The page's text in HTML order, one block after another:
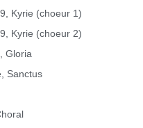
Kyrie (choeur 1)
Kyrie (choeur 2)
Gloria
Sanctus